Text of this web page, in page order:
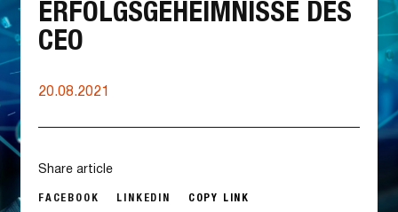
ERFOLGSGEHEIMNISSE DES
CEO
20.08.2021
Share article
FACEBOOK LINKEDIN COPY LINK